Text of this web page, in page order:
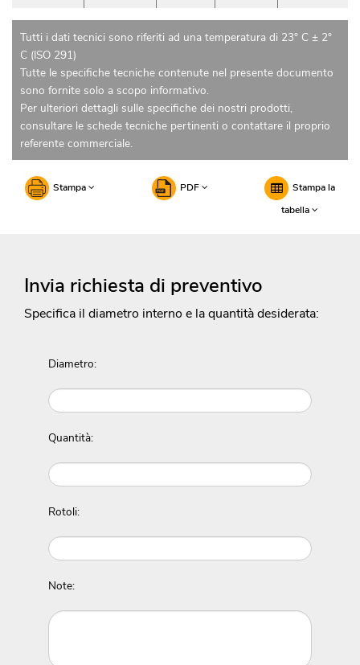
Tutti i dati tecnici sono riferiti ad una temperatura di 23° C ± 2°
C (ISO 291)
Tutte le specifiche tecniche contenute nel presente documento
sono fornite solo a scopo informativo.
Per ulteriori dettagli sulle specifiche dei nostri prodotti,
consultare le schede tecniche pertinenti o contattare il proprio
referente commerciale.
Stampa PDF
Stampa la
tabella
Invia richiesta di preventivo
Specifica il diametro interno e la quantità desiderata:
Diametro:
Quantità:
Rotoli:
Note: